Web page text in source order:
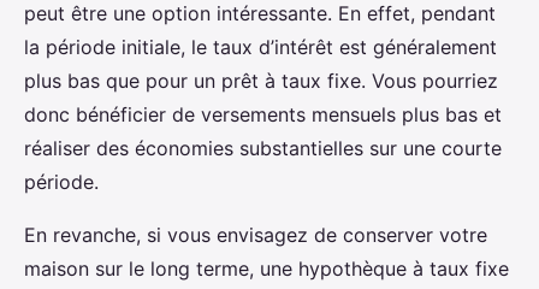
peut être une option intéressante. En effet, pendant
la période initiale, le taux d’intérêt est généralement
plus bas que pour un prêt à taux fixe. Vous pourriez
donc bénéficier de versements mensuels plus bas et
réaliser des économies substantielles sur une courte
période.
En revanche, si vous envisagez de conserver votre
maison sur le long terme, une hypothèque à taux fixe